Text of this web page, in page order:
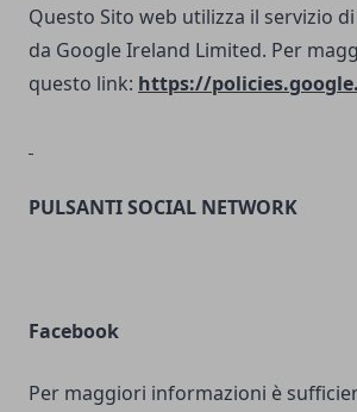
Questo Sito web utilizza il
da Google Ireland Limited. Per
questo link: https://
PULSANTI SOCIAL NETWORK
Facebook
Per maggiori informazioni è